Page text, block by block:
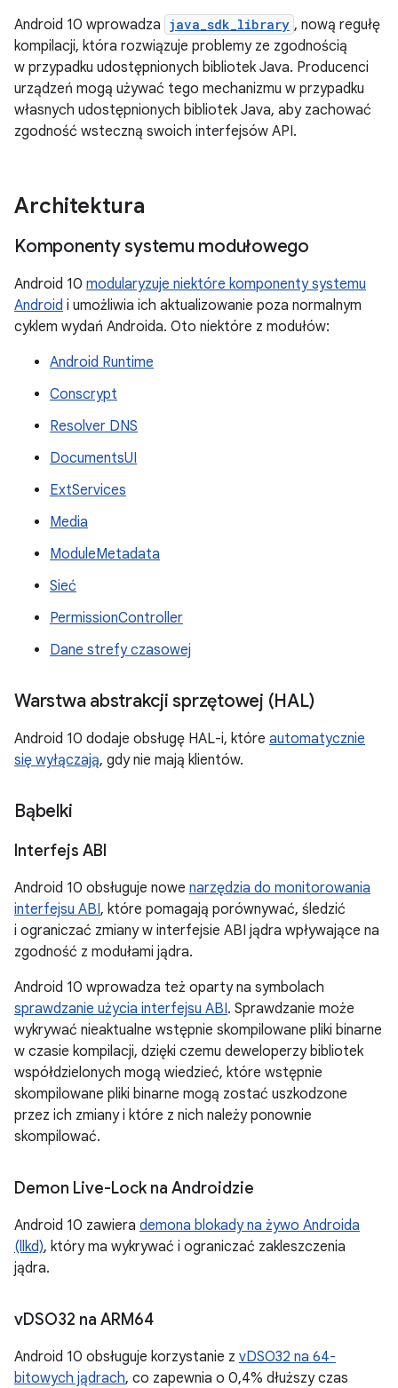
Android 10 wprowadza java_sdk_library , nową regułę
kompilacji, która rozwiązuje problemy ze zgodnością
w przypadku udostępnionych bibliotek Java. Producenci
urządzeń mogą używać tego mechanizmu w przypadku
własnych udostępnionych bibliotek Java, aby zachować
zgodność wsteczną swoich interfejsów API.
Architektura
Komponenty systemu modułowego
Android 10 modularyzuje niektóre komponenty systemu
Android i umożliwia ich aktualizowanie poza normalnym
cyklem wydań Androida. Oto niektóre z modułów:
Android Runtime
Conscrypt
Resolver DNS
DocumentsUI
ExtServices
Media
ModuleMetadata
Sieć
PermissionController
Dane strefy czasowej
Warstwa abstrakcji sprzętowej (HAL)
Android 10 dodaje obsługę HAL-i, które automatycznie
się wyłączają, gdy nie mają klientów.
Bąbelki
Interfejs ABI
Android 10 obsługuje nowe narzędzia do monitorowania
interfejsu ABI, które pomagają porównywać, śledzić
i ograniczać zmiany w interfejsie ABI jądra wpływające na
zgodność z modułami jądra.
Android 10 wprowadza też oparty na symbolach
sprawdzanie użycia interfejsu ABI. Sprawdzanie może
wykrywać nieaktualne wstępnie skompilowane pliki binarne
w czasie kompilacji, dzięki czemu deweloperzy bibliotek
współdzielonych mogą wiedzieć, które wstępnie
skompilowane pliki binarne mogą zostać uszkodzone
przez ich zmiany i które z nich należy ponownie
skompilować.
Demon Live-Lock na Androidzie
Android 10 zawiera demona blokady na żywo Androida
(llkd), który ma wykrywać i ograniczać zakleszczenia
jądra.
vDSO32 na ARM64
Android 10 obsługuje korzystanie z vDSO32 na 64-
bitowych jądrach, co zapewnia o 0,4% dłuższy czas